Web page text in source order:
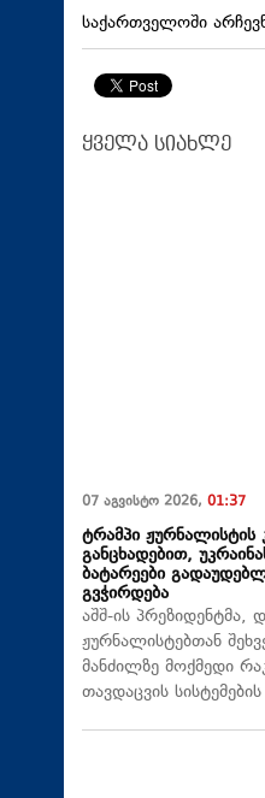
საქართველოში
ყველა სიახლე
07 აგვისტო 2026, 01:37
ტრამპი ჟურნალისტის
განცხადებით,
ბატარეები
გვჭირდება
აშშ-ის
ჟურნალისტებთან
მანძილზე მოქმედი
თავდაცვის